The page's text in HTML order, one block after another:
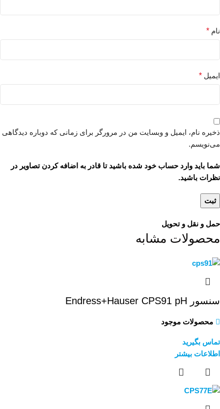
نام *
ایمیل *
ذخیره نام، ایمیل و وبسایت من در مرورگر برای زمانی که دوباره دیدگاهی
می‌نویسم.
شما باید وارد حساب خود شده باشید تا قادر به اضافه کردن تصاویر در
نظرات باشید.
حمل و نقل و تحویل
محصولات مشابه
سنسور Endress+Hauser CPS91 pH
محصولات موجود
تماس بگیرید
اطلاعات بیشتر